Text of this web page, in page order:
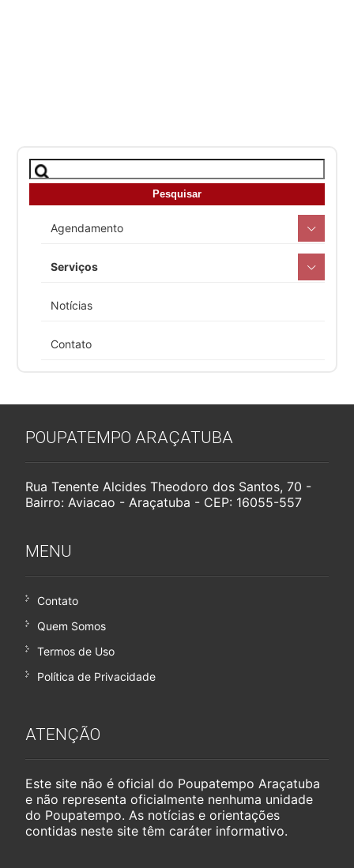
Agendamento
Serviços
Notícias
Contato
POUPATEMPO ARAÇATUBA
Rua Tenente Alcides Theodoro dos Santos, 70 -
Bairro: Aviacao - Araçatuba - CEP: 16055-557
MENU
Contato
Quem Somos
Termos de Uso
Política de Privacidade
ATENÇÃO
Este site não é oficial do Poupatempo Araçatuba
e não representa oficialmente nenhuma unidade
do Poupatempo. As notícias e orientações
contidas neste site têm caráter informativo.